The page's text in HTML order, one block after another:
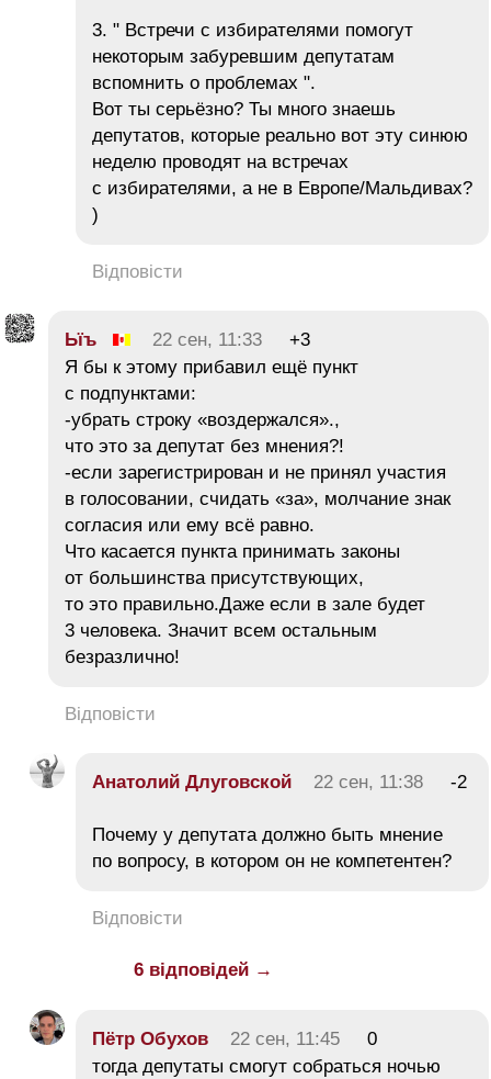
3. " Встречи с избирателями помогут
некоторым забуревшим депутатам
вспомнить о проблемах ".
Вот ты серьёзно? Ты много знаешь
депутатов, которые реально вот эту синюю
неделю проводят на встречах
с избирателями, а не в Европе/Мальдивах?
)
Відповісти
Ьїъ 22 сен, 11:33
+3
Я бы к этому прибавил ещё пункт
с подпунктами:
-убрать строку «воздержался».,
что это за депутат без мнения?!
-если зарегистрирован и не принял участия
в голосовании, счидать «за», молчание знак
согласия или ему всё равно.
Что касается пункта принимать законы
от большинства присутствующих,
то это правильно.Даже если в зале будет
3 человека. Значит всем остальным
безразлично!
Відповісти
Анатолий Длуговской 22 сен, 11:38 -2
Почему у депутата должно быть мнение
по вопросу, в котором он не компетентен?
Відповісти
6 відповідей →
Пётр Обухов 22 сен, 11:45
0
тогда депутаты смогут собраться ночью